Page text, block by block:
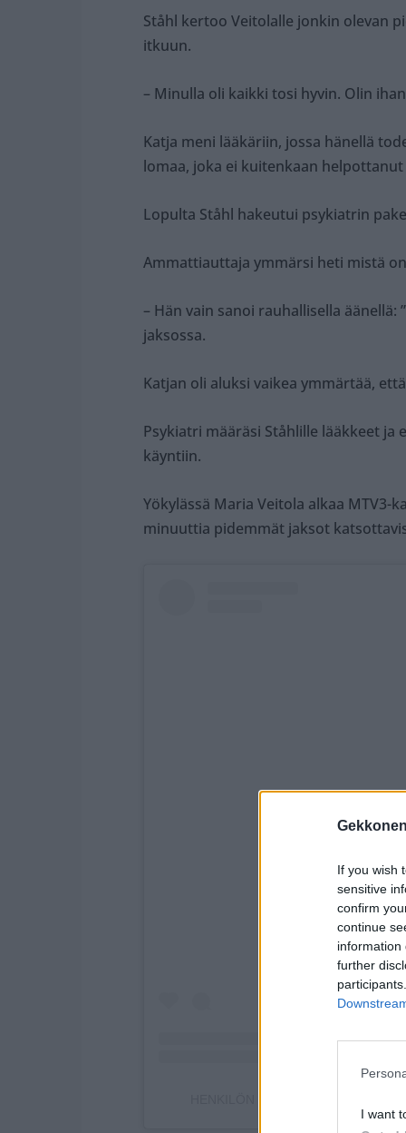
If you wish
sensitive
confirm
continue
information
further
I want
Ståhl kertoo Veitolalle jonkin olevan
itkuun.
– Minulla oli kaikki tosi hyvin. Olin
Katja meni lääkäriin, jossa hänellä
lomaa, joka ei kuitenkaan helpottanut
Lopulta Ståhl hakeutui psykiatrin
Ammattiauttaja ymmärsi heti mistä
– Hän vain sanoi rauhallisella
jaksossa.
Katjan oli aluksi vaikea ymmärtää,
Psykiatri määräsi Ståhlille lääkkeet
käyntiin.
Yökylässä Maria Veitola alkaa MTV3-
minuuttia pidemmät jaksot
Näytä tämä